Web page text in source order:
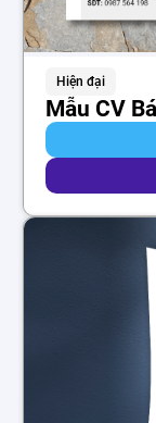
Hiện đại
Mẫu CV